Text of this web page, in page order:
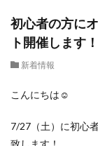
初心者の方に
ト開催します！
新着情報
こんにちは☺
7/27（土）に初心
致します！